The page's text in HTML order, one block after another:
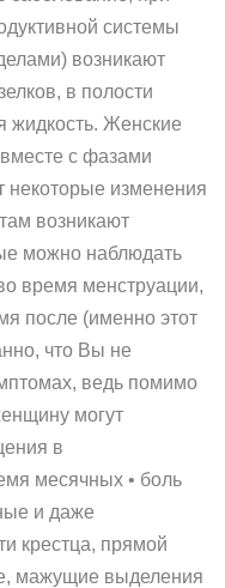
системы
возникают
в полости
жидкость. Женские
с фазами
некоторые изменения
возникают
можно наблюдать
время менструации,
после (именно этот
что Вы не
ведь помимо
могут
в
месячных • боль
и даже
крестца, прямой
мажущие выделения